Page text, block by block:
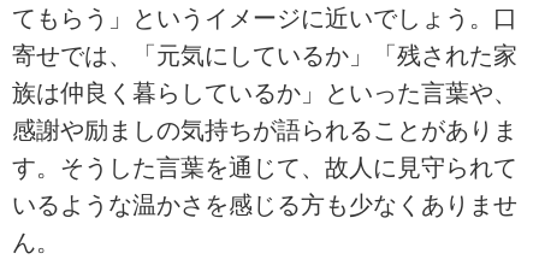
てもらう」というイメージに近いでしょう。口
寄せでは、「元気にしているか」「残された家
族は仲良く暮らしているか」といった言葉や、
感謝や励ましの気持ちが語られることがありま
す。そうした言葉を通じて、故人に見守られて
いるような温かさを感じる方も少なくありませ
ん。